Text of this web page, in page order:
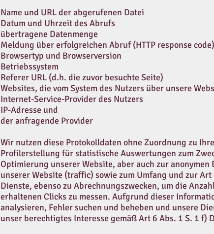
Name und URL der abgerufenen Datei
Datum und Uhrzeit des Abrufs
übertragene Datenmenge
Meldung über erfolgreichen Abruf (HTTP response code)
Browsertyp und Browserversion
Betriebssystem
Referer URL (d.h. die zuvor besuchte Seite)
Websites, die vom System des Nutzers über unsere
Internet-Service-Provider des Nutzers
IP-Adresse und
der anfragende Provider
Wir nutzen diese Protokolldaten ohne Zuordnung zu
Profilerstellung für statistische Auswertungen zum
Optimierung unserer Website, aber auch zur
unserer Website (traffic) sowie zum Umfang und zur
Dienste, ebenso zu Abrechnungszwecken, um die
erhaltenen Clicks zu messen. Aufgrund dieser
analysieren, Fehler suchen und beheben und unsere
unser berechtigtes Interesse gemäß Art 6 Abs. 1 S. 1 f)